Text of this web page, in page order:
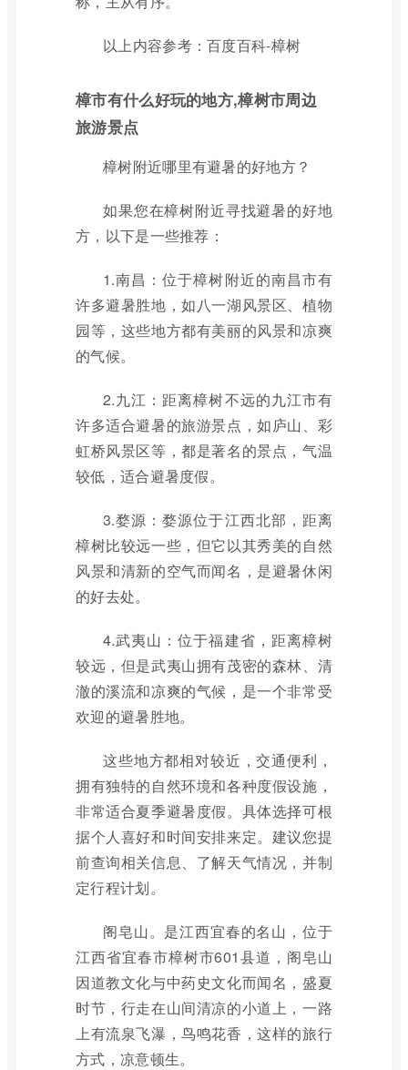
以上内容参考：百度百科-樟树
樟市有什么好玩的地方,樟树市周边
旅游景点
樟树附近哪里有避暑的好地方？
如果您在樟树附近寻找避暑的好地
方，以下是一些推荐：
1.南昌：位于樟树附近的南昌市有
许多避暑胜地，如八一湖风景区、植物
园等，这些地方都有美丽的风景和凉爽
的气候。
2.九江：距离樟树不远的九江市有
许多适合避暑的旅游景点，如庐山、彩
虹桥风景区等，都是著名的景点，气温
较低，适合避暑度假。
3.婺源：婺源位于江西北部，距离
樟树比较远一些，但它以其秀美的自然
风景和清新的空气而闻名，是避暑休闲
的好去处。
4.武夷山：位于福建省，距离樟树
较远，但是武夷山拥有茂密的森林、清
澈的溪流和凉爽的气候，是一个非常受
欢迎的避暑胜地。
这些地方都相对较近，交通便利，
拥有独特的自然环境和各种度假设施，
非常适合夏季避暑度假。具体选择可根
据个人喜好和时间安排来定。建议您提
前查询相关信息、了解天气情况，并制
定行程计划。
阁皂山。是江西宜春的名山，位于
江西省宜春市樟树市601县道，阁皂山
因道教文化与中药史文化而闻名，盛夏
时节，行走在山间清凉的小道上，一路
上有流泉飞瀑，鸟鸣花香，这样的旅行
方式，凉意顿生。